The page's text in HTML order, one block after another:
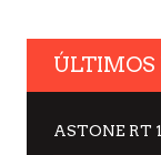
ÚLTIMOS
ASTONE RT